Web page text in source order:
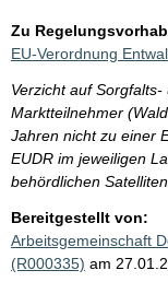
Zu
EU-Verordnung
Verzicht auf
Marktteilnehmer
Jahren nicht zu einer
EUDR im jeweiligen
behördlichen
Bereitgestellt von:
Arbeitsgemeinschaft
(R000335) am